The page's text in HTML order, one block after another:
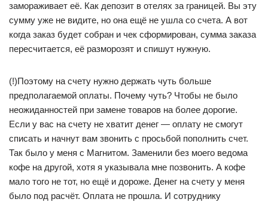
замораживает её. Как депозит в отелях за границей. Вы эту
сумму уже не видите, но она ещё не ушла со счета. А вот
когда заказ будет собран и чек сформирован, сумма заказа
пересчитается, её разморозят и спишут нужную.
(!)Поэтому на счету нужно держать чуть больше
предполагаемой оплаты. Почему чуть? Чтобы не было
неожиданностей при замене товаров на более дорогие.
Если у вас на счету не хватит денег — оплату не смогут
списать и начнут вам звонить с просьбой пополнить счет.
Так было у меня с Магнитом. Заменили без моего ведома
кофе на другой, хотя я указывала мне позвонить. А кофе
мало того не тот, но ещё и дороже. Денег на счету у меня
было под расчёт. Оплата не прошла. И сотруднику